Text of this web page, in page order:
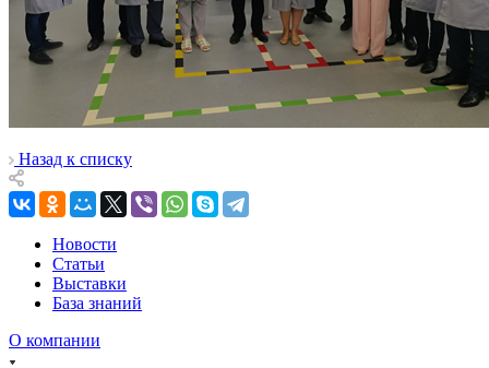
Назад к списку
Новости
Статьи
Выставки
База знаний
О компании